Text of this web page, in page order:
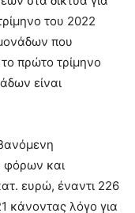
του 2022
που
πρώτο τρίμηνο
είναι
φόρων και
ευρώ, έναντι 226
κάνοντας λόγο για